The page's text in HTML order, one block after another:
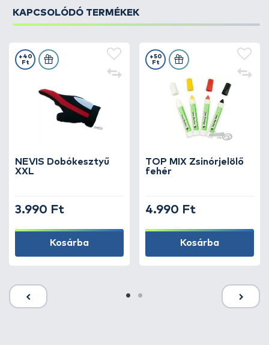
KAPCSOLÓDÓ TERMÉKEK
NEVIS Dobókesztyű
XXL
+40
Ft
3.990 Ft
Kosárba
TOP MIX Zsinórjelölő
fehér
+50
Ft
4.990 Ft
Kosárba